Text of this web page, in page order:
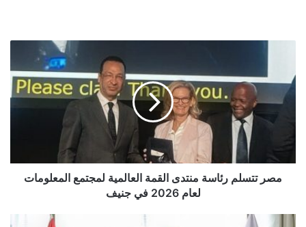
قوية من الاحتياطيات الأجنبية، بما يدعم الاستقرار النقدي والمالي
ويعزز قدرة الاقتصاد على مواجهة المتغيرات العالمية.
رئاسة
منتدى
القمة
المعلومات
لعام
2026مصر تتسلم رئاسة منتدى القمة العالمية لمجتمع المعلومات
لعام 2026 في جنيف
وزير